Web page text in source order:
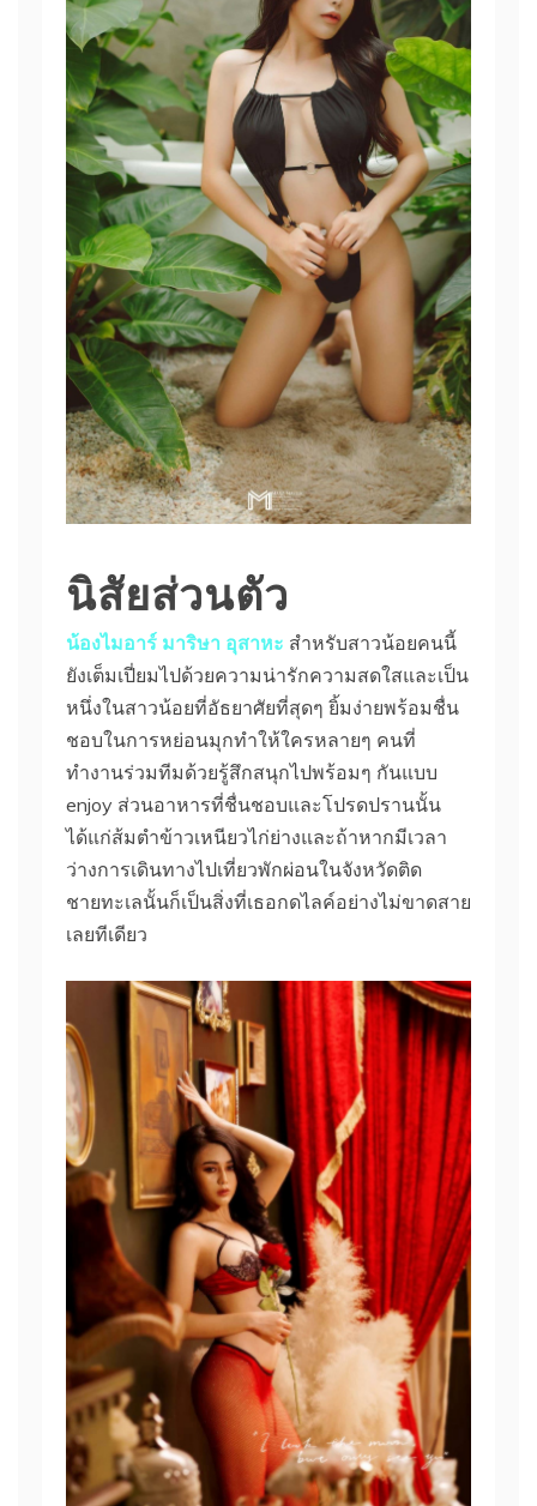
นิสัยส่วนตัว
น้องไมอาร์ มาริษา อุสาหะ สำหรับสาวน้อยคนนี้
ยังเต็มเปี่ยมไปด้วยความน่ารักความสดใสและเป็น
หนึ่งในสาวน้อยที่อัธยาศัยที่สุดๆ ยิ้มง่ายพร้อมชื่น
ชอบในการหย่อนมุกทำให้ใครหลายๆ คนที่
ทำงานร่วมทีมด้วยรู้สึกสนุกไปพร้อมๆ กันแบบ
enjoy ส่วนอาหารที่ชื่นชอบและโปรดปรานนั้น
ได้แก่ส้มตำข้าวเหนียวไก่ย่างและถ้าหากมีเวลา
ว่างการเดินทางไปเที่ยวพักผ่อนในจังหวัดติด
ชายทะเลนั้นก็เป็นสิ่งที่เธอกดไลค์อย่างไม่ขาดสาย
เลยทีเดียว